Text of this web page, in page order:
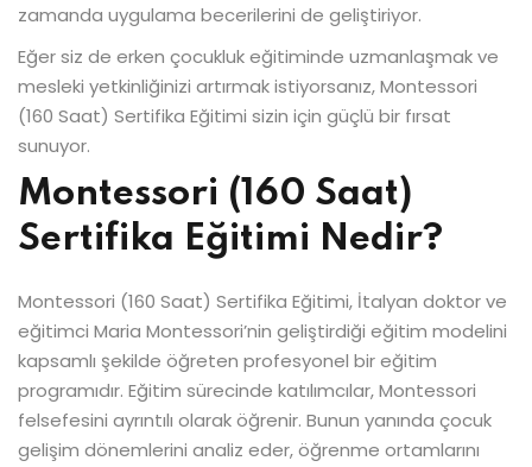
zamanda uygulama becerilerini de geliştiriyor.
Eğer siz de erken çocukluk eğitiminde uzmanlaşmak ve
mesleki yetkinliğinizi artırmak istiyorsanız, Montessori
(160 Saat) Sertifika Eğitimi sizin için güçlü bir fırsat
sunuyor.
Montessori (160 Saat)
Sertifika Eğitimi Nedir?
Montessori (160 Saat) Sertifika Eğitimi, İtalyan doktor ve
eğitimci Maria Montessori’nin geliştirdiği eğitim modelini
kapsamlı şekilde öğreten profesyonel bir eğitim
programıdır. Eğitim sürecinde katılımcılar, Montessori
felsefesini ayrıntılı olarak öğrenir. Bunun yanında çocuk
gelişim dönemlerini analiz eder, öğrenme ortamlarını